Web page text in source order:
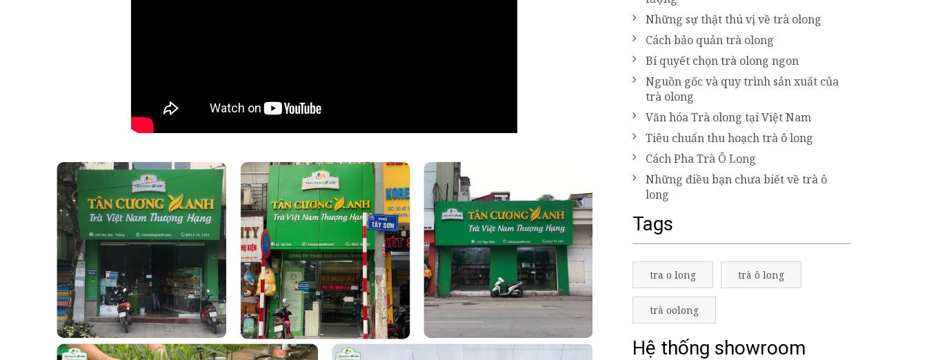
Những sự thật thú vị về trà olong
Cách bảo quản trà olong
Bí quyết chọn trà olong ngon
Nguồn gốc và quy trình sản xuất của
trà olong
Văn hóa Trà olong tại Việt Nam
Tiêu chuẩn thu hoạch trà ô long
Cách Pha Trà Ô Long
Những điều bạn chưa biết về trà ô
long
Tags
tra o long trà ô long
trà oolong
Hệ thống showroom